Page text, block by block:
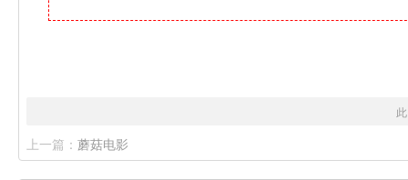
上一篇： 蘑菇电影